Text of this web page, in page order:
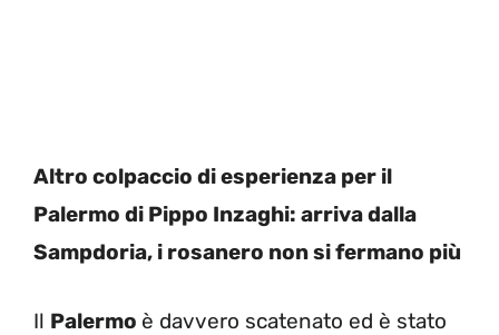
Altro colpaccio di esperienza per il
Palermo di Pippo Inzaghi: arriva dalla
Sampdoria, i rosanero non si fermano più
Il Palermo è davvero scatenato ed è stato